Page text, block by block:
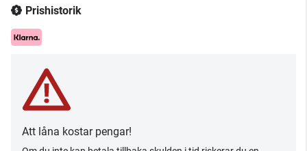
Prishistorik
Att låna kostar pengar!